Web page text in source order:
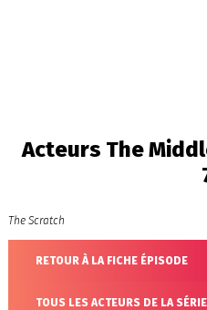
Acteurs The
The Scratch
RETOUR À LA FICHE ÉPISODE
TOUS LES ACTEURS DE LA SÉRIE